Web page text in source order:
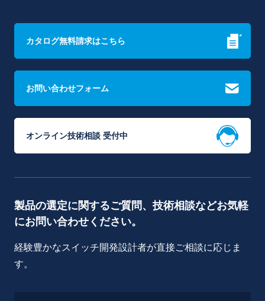
カタログ無料請求はこちら
お問い合わせフォーム
オンライン技術相談 受付中
製品の選定に関するご質問、技術相談などお気軽
にお問い合わせください。
経験豊かなスイッチ開発設計者が直接ご相談に応じま
す。